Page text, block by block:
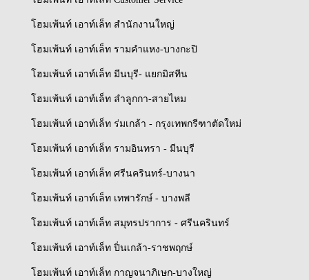
โฮมเพ้นท์ เอาท์เล็ท สำนักงานใหญ่
โฮมเพ้นท์ เอาท์เล็ท รามคำแหง-บางกะปิ
โฮมเพ้นท์ เอาท์เล็ท มีนบุรี- แยกมิสทีน
โฮมเพ้นท์ เอาท์เล็ท ลำลูกกา-สายไหม
โฮมเพ้นท์ เอาท์เล็ท ร่มเกล้า - กรุงเทพกรีฑาตัดใหม่
โฮมเพ้นท์ เอาท์เล็ท รามอินทรา - มีนบุรี
โฮมเพ้นท์ เอาท์เล็ท ศรีนครินทร์-บางนา
โฮมเพ้นท์ เอาท์เล็ท เทพารักษ์ - บางพลี
โฮมเพ้นท์ เอาท์เล็ท สมุทรปราการ - ศรีนครินทร์
โฮมเพ้นท์ เอาท์เล็ท ปิ่นเกล้า-ราชพฤกษ์
โฮมเพ้นท์ เอาท์เล็ท กาญจนาภิเษก-บางใหญ่